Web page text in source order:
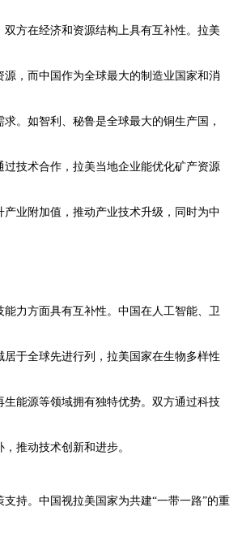
双方在经济和资源结构上具有互补性。拉美
源，而中国作为全球最大的制造业国家和消
。如智利、秘鲁是全球最大的铜生产国，
过技术合作，拉美当地企业能优化矿产资源
产业附加值，推动产业技术升级，同时为中
能力方面具有互补性。中国在人工智能、卫
居于全球先进行列，拉美国家在生物多样性
生能源等领域拥有独特优势。双方通过科技
推动技术创新和进步。
支持。中国视拉美国家为共建“一带一路”的重